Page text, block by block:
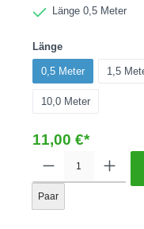
Länge 0,5 Meter
Länge
0,5 Meter 1,5
10,0 Meter
11,00 €*
Paar